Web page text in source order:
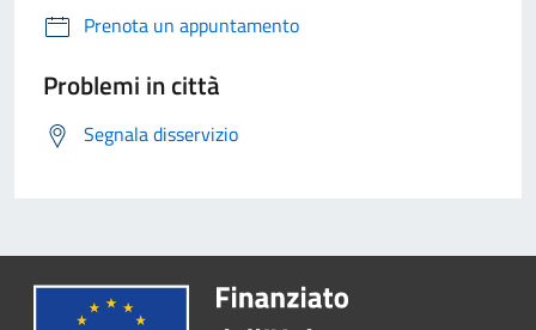
Prenota un appuntamento
Problemi in città
Segnala disservizio